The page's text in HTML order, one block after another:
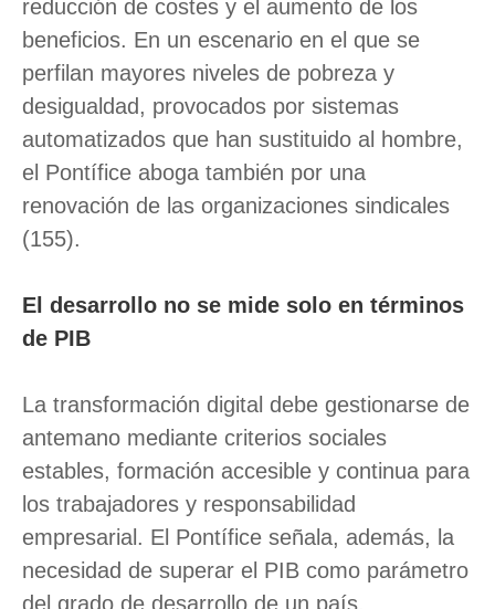
reducción de costes y el aumento de los
beneficios. En un escenario en el que se
perfilan mayores niveles de pobreza y
desigualdad, provocados por sistemas
automatizados que han sustituido al hombre,
el Pontífice aboga también por una
renovación de las organizaciones sindicales
(155).
El desarrollo no se mide solo en términos
de PIB
La transformación digital debe gestionarse de
antemano mediante criterios sociales
estables, formación accesible y continua para
los trabajadores y responsabilidad
empresarial. El Pontífice señala, además, la
necesidad de superar el PIB como parámetro
del grado de desarrollo de un país,